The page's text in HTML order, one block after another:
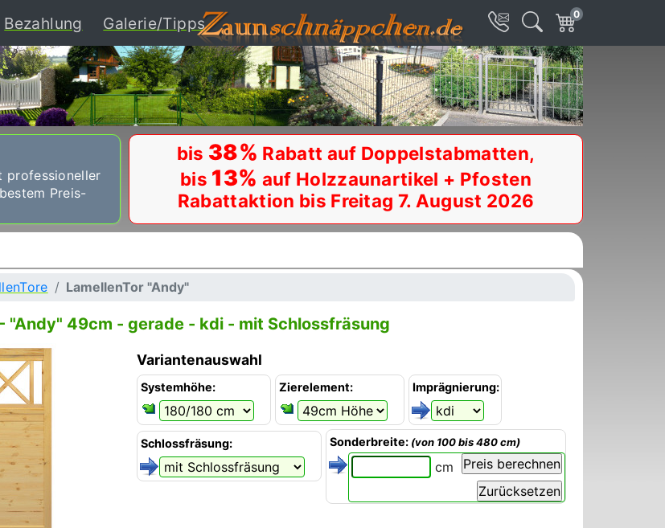
0
Bezahlung Galerie/Tipps
professioneller
Preis-
bis 38% Rabatt auf Doppelstabmatten,
bis 13% auf Holzzaunartikel + Pfosten
Rabattaktion bis Freitag 7. August 2026
LamellenTor "Andy"
49cm - gerade - kdi - mit Schlossfräsung
Variantenauswahl
Systemhöhe: Zierelement: Imprägnierung:
Schlossfräsung: Sonderbreite: (von 100 bis 480 cm)
cm